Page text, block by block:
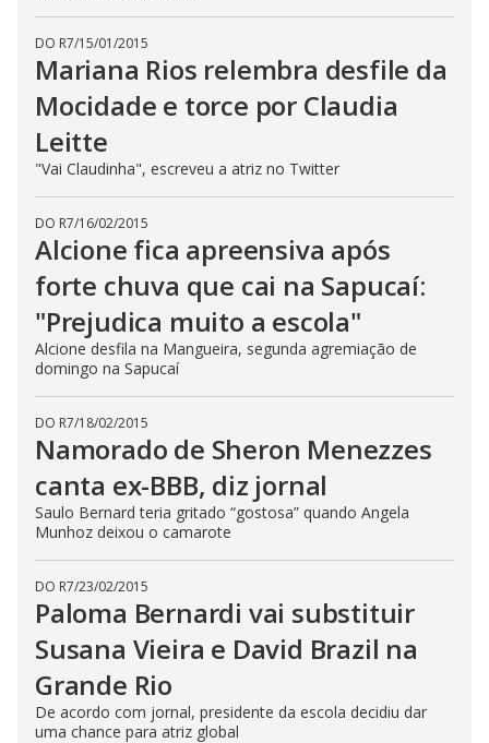
DO R7/15/01/2015
Mariana Rios relembra desfile da
Mocidade e torce por Claudia
Leitte
"Vai Claudinha", escreveu a atriz no Twitter
DO R7/16/02/2015
Alcione fica apreensiva após
forte chuva que cai na Sapucaí:
"Prejudica muito a escola"
Alcione desfila na Mangueira, segunda agremiação de
domingo na Sapucaí
DO R7/18/02/2015
Namorado de Sheron Menezzes
canta ex-BBB, diz jornal
Saulo Bernard teria gritado “gostosa” quando Angela
Munhoz deixou o camarote
DO R7/23/02/2015
Paloma Bernardi vai substituir
Susana Vieira e David Brazil na
Grande Rio
De acordo com jornal, presidente da escola decidiu dar
uma chance para atriz global